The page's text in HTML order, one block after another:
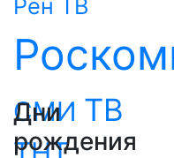
Рен ТВ
СМИ ТВ
Дни
рождения